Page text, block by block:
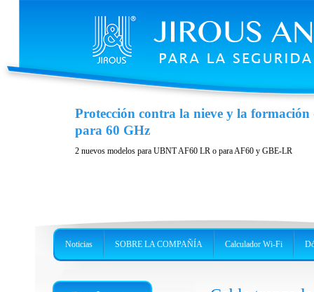
Adaptador JXAF-11
fácilUBNT AF-11conexión de la unidad microondas
Protección contra la nieve y la formación
para 60 GHz
2 nuevos modelos para UBNT AF60 LR o para AF60 y GBE-LR
Noticias SOBRE LA COMPAÑÍA Calculador Wi-Fi